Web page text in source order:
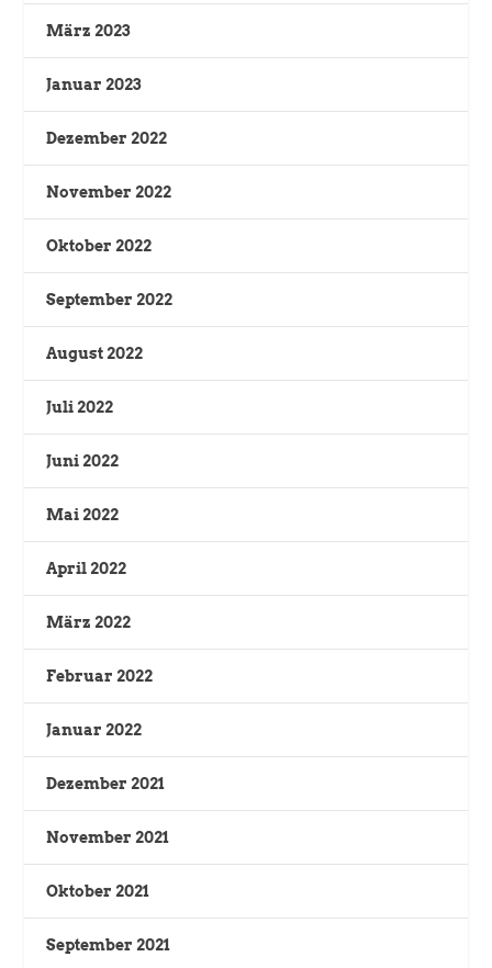
März 2023
Januar 2023
Dezember 2022
November 2022
Oktober 2022
September 2022
August 2022
Juli 2022
Juni 2022
Mai 2022
April 2022
März 2022
Februar 2022
Januar 2022
Dezember 2021
November 2021
Oktober 2021
September 2021